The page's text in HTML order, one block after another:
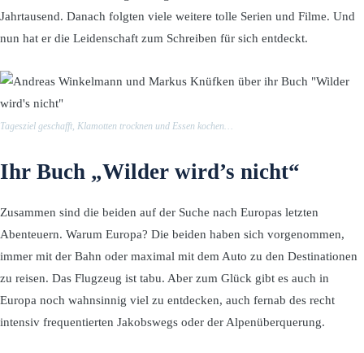
Jahrtausend. Danach folgten viele weitere tolle Serien und Filme. Und
nun hat er die Leidenschaft zum Schreiben für sich entdeckt.
Tagesziel geschafft, Klamotten trocknen und Essen kochen…
Ihr Buch „Wilder wird’s nicht“
Zusammen sind die beiden auf der Suche nach Europas letzten
Abenteuern. Warum Europa? Die beiden haben sich vorgenommen,
immer mit der Bahn oder maximal mit dem Auto zu den Destinationen
zu reisen. Das Flugzeug ist tabu. Aber zum Glück gibt es auch in
Europa noch wahnsinnig viel zu entdecken, auch fernab des recht
intensiv frequentierten Jakobswegs oder der Alpenüberquerung.